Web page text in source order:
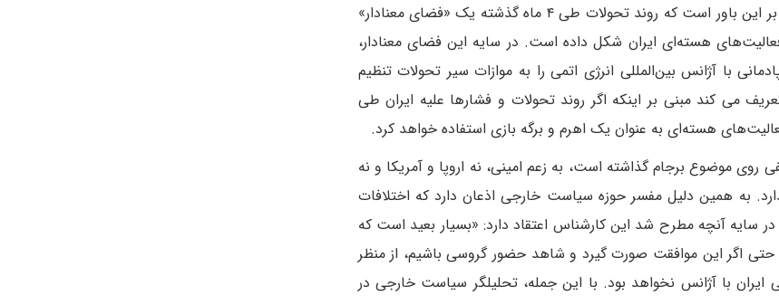
با توجه به این سوالات، جواد امینی در گفت و گو با «شرق» بر این باور است که روند تحولات طی ۴ ماه گذشته یک «فضای معنادار»
هسته‌ای ایران شکل داده است. در سایه این فضای معنادار،
با آژانس بین‌المللی انرژی اتمی را به موازات سیر تحولات تنظیم
می کند مبنی بر اینکه اگر روند تحولات و فشارها علیه ایران طی
هسته‌ای به عنوان یک اهرم و برگه بازی استفاده خواهد کرد.
موضوع برجام گذاشته است، به زعم امینی، نه اروپا و آمریکا و نه
به همین دلیل مفسر حوزه سیاست خارجی اذعان دارد که اختلافات
سایه آنچه مطرح شد این کارشناس اعتقاد دارد: «بسیار بعید است که
اگر این موافقت صورت گیرد و شاهد حضور گروسی باشیم، از منظر
ایران با آژانس نخواهد بود. با این جمله، تحلیلگر سیاست خارجی در